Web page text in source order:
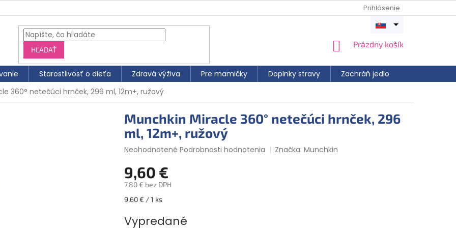
Prihlásenie
HĽADAŤ
NÁKUPNÝ
Prázdny košík
Starostlivosť o dieťa Zdravá výživa Pre mamičky Doplnky stravy Zachráň jedlo
Otvoriť
360° netečúci hrnček, 296 ml, 12m+, ružový
Munchkin Miracle 360° netečúci hrnček, 296
ml, 12m+, ružový
Priemerné
produktu
je
0,0
z
hviezdičiek.
Neohodnotené Podrobnosti hodnotenia Značka:Munchkin
9,60 €
7,80 € bez DPH
Jednotková
9,60 € / 1 ks
Vypredané